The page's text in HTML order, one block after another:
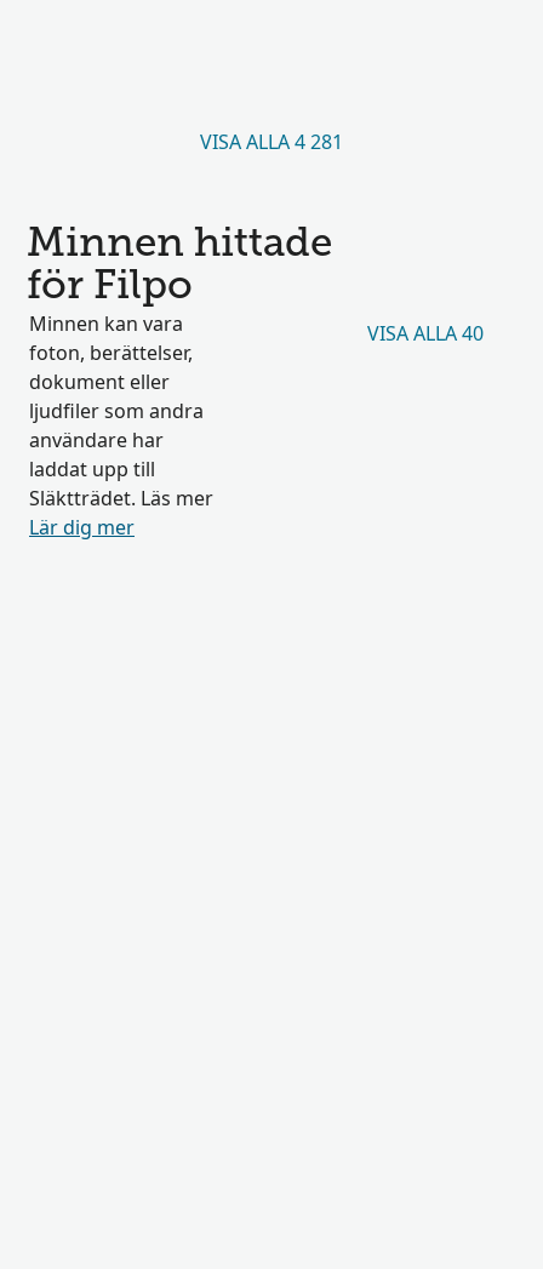
VISA ALLA 4 281
Minnen hittade
för Filpo
Minnen kan vara
foton, berättelser,
dokument eller
ljudfiler som andra
användare har
laddat upp till
Släktträdet. Läs mer
Lär dig mer
VISA ALLA 40